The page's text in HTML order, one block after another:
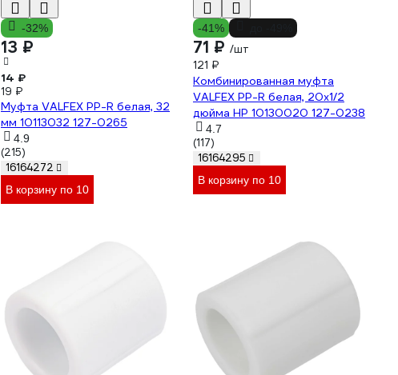
-32%
13 ₽
14 ₽
19 ₽
Муфта VALFEX PP-R белая, 32
мм 10113032 127-0265
4.9
(215)
16164272
В корзину по 10
-41%
71 ₽ /шт
121 ₽
Комбинированная муфта
VALFEX PP-R белая, 20х1/2
дюйма НР 10130020 127-0238
4.7
(117)
16164295
В корзину по 10